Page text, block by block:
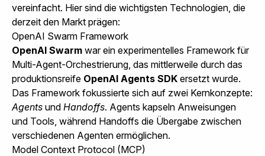
vereinfacht. Hier sind die wichtigsten Technologien, die
derzeit den Markt prägen:
OpenAI Swarm Framework
OpenAI Swarm war ein experimentelles Framework für
Multi-Agent-Orchestrierung, das mittlerweile durch das
produktionsreife OpenAI Agents SDK ersetzt wurde.
Das Framework fokussierte sich auf zwei Kernkonzepte:
Agents und Handoffs. Agents kapseln Anweisungen
und Tools, während Handoffs die Übergabe zwischen
verschiedenen Agenten ermöglichen.
Model Context Protocol (MCP)